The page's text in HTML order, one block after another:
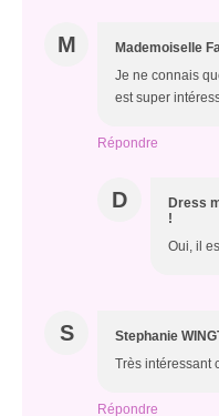
M Mademoiselle
Je ne connais
est super
Répondre
D
Dress
!
Oui, il
S Stephanie
Très intéressant
Répondre